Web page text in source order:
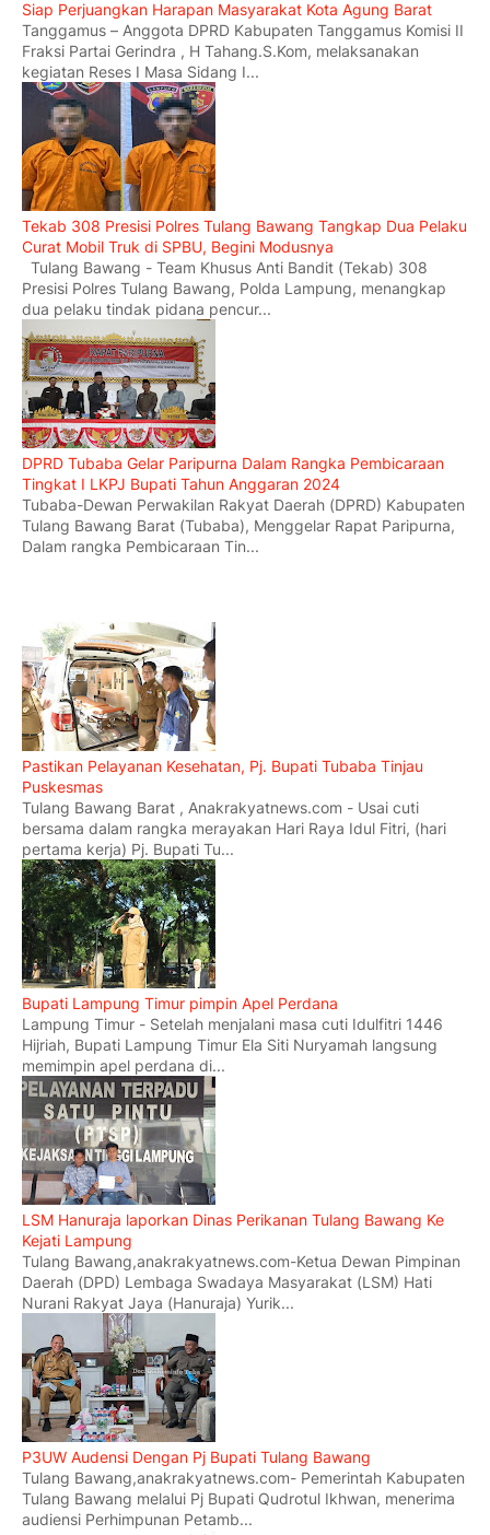
Siap Perjuangkan Harapan Masyarakat Kota Agung Barat
Tanggamus – Anggota DPRD Kabupaten Tanggamus Komisi II
Fraksi Partai Gerindra , H Tahang.S.Kom, melaksanakan
kegiatan Reses I Masa Sidang I...
Tekab 308 Presisi Polres Tulang Bawang Tangkap Dua Pelaku
Curat Mobil Truk di SPBU, Begini Modusnya
Tulang Bawang - Team Khusus Anti Bandit (Tekab) 308
Presisi Polres Tulang Bawang, Polda Lampung, menangkap
dua pelaku tindak pidana pencur...
DPRD Tubaba Gelar Paripurna Dalam Rangka Pembicaraan
Tingkat I LKPJ Bupati Tahun Anggaran 2024
Tubaba-Dewan Perwakilan Rakyat Daerah (DPRD) Kabupaten
Tulang Bawang Barat (Tubaba), Menggelar Rapat Paripurna,
Dalam rangka Pembicaraan Tin...
Pastikan Pelayanan Kesehatan, Pj. Bupati Tubaba Tinjau
Puskesmas
Tulang Bawang Barat , Anakrakyatnews.com - Usai cuti
bersama dalam rangka merayakan Hari Raya Idul Fitri, (hari
pertama kerja) Pj. Bupati Tu...
Bupati Lampung Timur pimpin Apel Perdana
Lampung Timur - Setelah menjalani masa cuti Idulfitri 1446
Hijriah, Bupati Lampung Timur Ela Siti Nuryamah langsung
memimpin apel perdana di...
LSM Hanuraja laporkan Dinas Perikanan Tulang Bawang Ke
Kejati Lampung
Tulang Bawang,anakrakyatnews.com-Ketua Dewan Pimpinan
Daerah (DPD) Lembaga Swadaya Masyarakat (LSM) Hati
Nurani Rakyat Jaya (Hanuraja) Yurik...
P3UW Audensi Dengan Pj Bupati Tulang Bawang
Tulang Bawang,anakrakyatnews.com- Pemerintah Kabupaten
Tulang Bawang melalui Pj Bupati Qudrotul Ikhwan, menerima
audiensi Perhimpunan Petamb...